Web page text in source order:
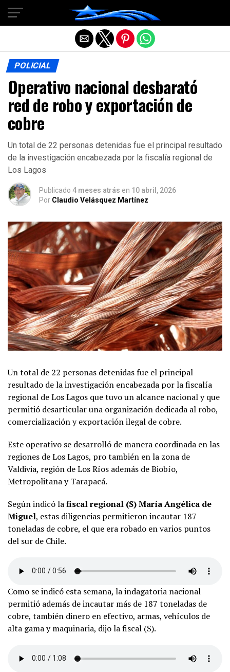
POLICIAL
Operativo nacional desbarató
red de robo y exportación de
cobre
Un total de 22 personas detenidas fue el principal resultado
de la investigación encabezada por la fiscalía regional de
Los Lagos
Publicado 4 meses atrás en 10 abril, 2026
Por Claudio Velásquez Martínez
Un total de 22 personas detenidas fue el principal
resultado de la investigación encabezada por la fiscalía
regional de Los Lagos que tuvo un alcance nacional y que
permitió desarticular una organización dedicada al robo,
comercialización y exportación ilegal de cobre.
Este operativo se desarrolló de manera coordinada en las
regiones de Los Lagos, pro también en la zona de
Valdivia, región de Los Ríos además de Biobío,
Metropolitana y Tarapacá.
Según indicó lafiscal regional (S) María Angélica de
Miguel, estas diligencias permitieron incautar 187
toneladas de cobre, el que era robado en varios puntos
del sur de Chile.
Como se indicó esta semana, la indagatoria nacional
permitió además de incautar más de 187 toneladas de
cobre, también dinero en efectivo, armas, vehículos de
alta gama y maquinaria, dijo la fiscal (S).
Salir de la versión móvil